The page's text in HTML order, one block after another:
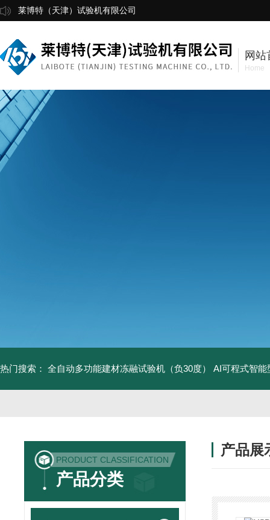
莱博特（天津）试验机有限公司
网站
Home
热门搜索： 全自动多功能建材冻融试验机（负30度） AI可程式智能
PRODUCT CLASSIFICATION
产品分类
产品展